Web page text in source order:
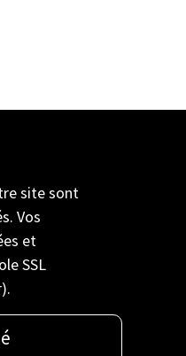
site sont
Vos
et
SSL